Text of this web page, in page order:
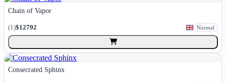
Chain of Vapor
(1)$12792 Normal
Consecrated Sphinx